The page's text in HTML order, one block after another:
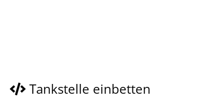
Tankstelle einbetten